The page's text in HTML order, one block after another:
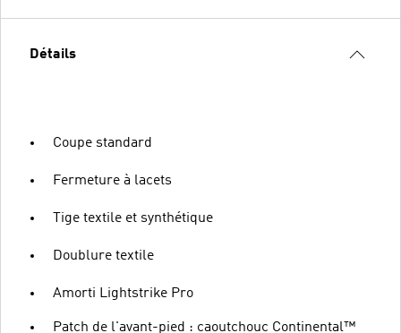
Détails
Coupe standard
Fermeture à lacets
Tige textile et synthétique
Doublure textile
Amorti Lightstrike Pro
Patch de l'avant-pied : caoutchouc Continental™